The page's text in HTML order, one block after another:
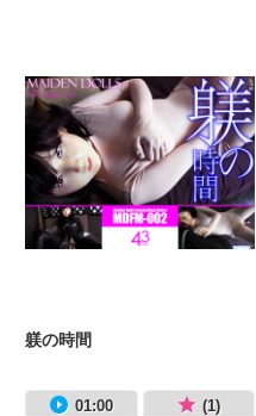
躾の時間
01:00 (1)